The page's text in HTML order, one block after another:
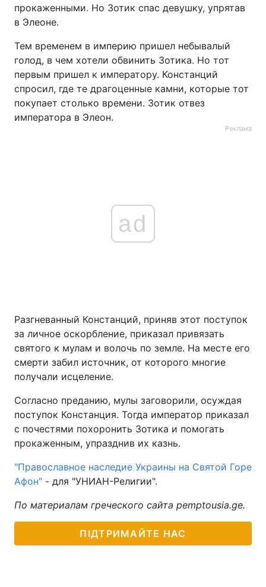
прокаженными. Но Зотик спас девушку, упрятав
в Элеоне.
Тем временем в империю пришел небывалый
голод, в чем хотели обвинить Зотика. Но тот
первым пришел к императору. Констанций
спросил, где те драгоценные камни, которые тот
покупает столько времени. Зотик отвез
императора в Элеон.
Реклама
ad
Разгневанный Констанций, приняв этот поступок
за личное оскорбление, приказал привязать
святого к мулам и волочь по земле. На месте его
смерти забил источник, от которого многие
получали исцеление.
Согласно преданию, мулы заговорили, осуждая
поступок Констанция. Тогда император приказал
с почестями похоронить Зотика и помогать
прокаженным, упразднив их казнь.
"Православное наследие Украины на Святой Горе
Афон" - для "УНИАН-Религии".
По материалам греческого сайта pemptousia.ge.
ПІДТРИМАЙТЕ НАС